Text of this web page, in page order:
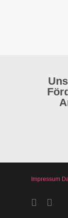
Impressum
facebook